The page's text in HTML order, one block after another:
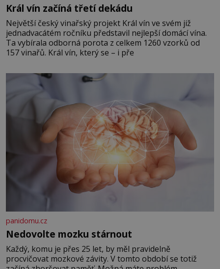
Král vín začíná třetí dekádu
Největší český vinařský projekt Král vín ve svém již
jednadvacátém ročníku představil nejlepší domácí vína.
Ta vybírala odborná porota z celkem 1260 vzorků od
157 vinařů. Král vín, který se – i pře
panidomu.cz
Nedovolte mozku stárnout
Každý, komu je přes 25 let, by měl pravidelně
procvičovat mozkové závity. V tomto období se totiž